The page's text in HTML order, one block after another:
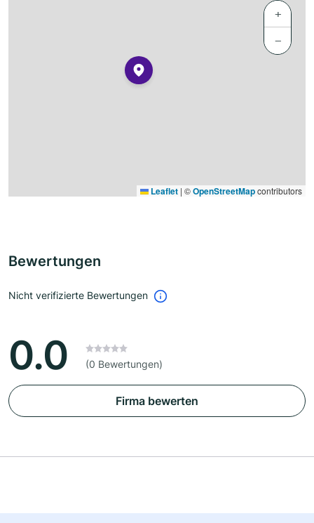
+
−
Leaflet | ©OpenStreetMapcontributors
Bewertungen
Nicht verifizierte Bewertungen
0.0 (0 Bewertungen)
Firma bewerten